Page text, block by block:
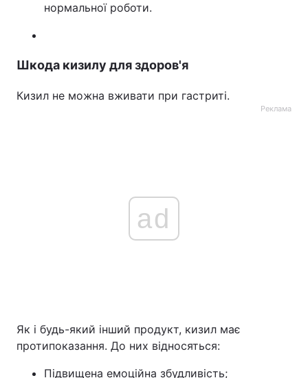
нормальної роботи.
Шкода кизилу для здоров'я
Кизил не можна вживати при гастриті.
Реклама
ad
Як і будь-який інший продукт, кизил має
протипоказання. До них відносяться:
Підвищена емоційна збудливість;